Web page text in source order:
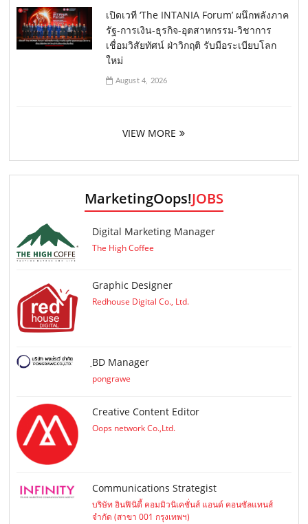
เปิดเวที ‘The INTANIA Forum’ ผนึกพลังภาค
รัฐ-การเงิน-ธุรกิจ-อุตสาหกรรม-วิชาการ
เชื่อมวิสัยทัศน์ ฝ่าวิกฤติ รับมือระเบียบโลก
ใหม่
August 4, 2026
VIEW MORE
MarketingOops!JOBS
Digital Marketing Manager
The High Coffee
Graphic Designer
Redhouse Digital Co., Ltd.
ฺBD Manager
pongrawe
Creative Content Editor
Oops network Co.,Ltd.
Communications Strategist
บริษัท อินฟินิตี้ คอมมิวนิเคชั่นส์ แอนด์ คอนซัลแทนส์
จำกัด (สาขา 001 กรุงเทพฯ)